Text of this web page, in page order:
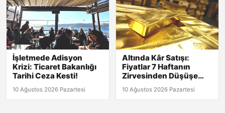
İşletmede Adisyon
Krizi: Ticaret Bakanlığı
Tarihi Ceza Kesti!
10 Ağustos 2026 Pazartesi
Altında Kâr Satışı:
Fiyatlar 7 Haftanın
Zirvesinden Düşüşe
Geçti!
10 Ağustos 2026 Pazartesi